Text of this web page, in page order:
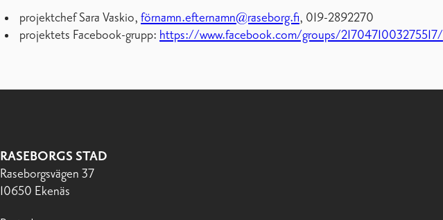
projektchef Sara Vaskio, förnamn.efternamn@raseborg.fi, 019-2892270
projektets Facebook-grupp: https://www.facebook.com/groups/2170471003275517/
RASEBORGS STAD
Raseborgsvägen 37
10650 Ekenäs